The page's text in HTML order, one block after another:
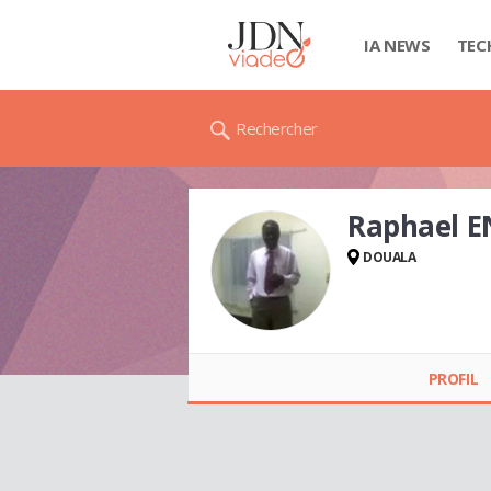
IA NEWS
Rechercher
ENDENGUELE
Raphael
DOUALA
PROFIL